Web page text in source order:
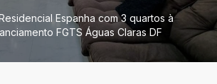
Espanha com 3 quartos à
FGTS Águas Claras DF